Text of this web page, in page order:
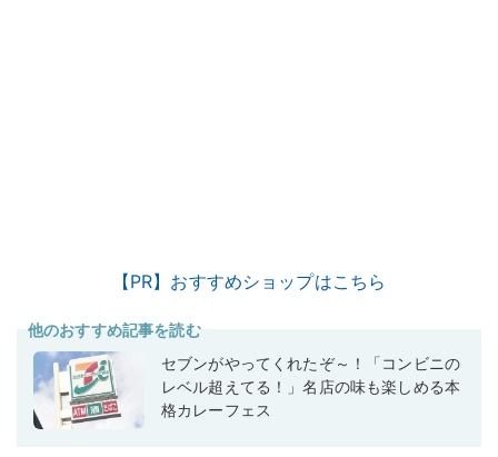
【PR】おすすめショップはこちら
他のおすすめ記事を読む
セブンがやってくれたぞ～！「コンビニの
レベル超えてる！」名店の味も楽しめる本
格カレーフェス